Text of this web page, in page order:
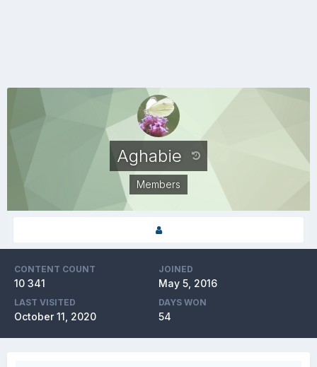
Aghabie
Members
CONTENT COUNT
10 341
JOINED
May 5, 2016
LAST VISITED
October 11, 2020
DAYS WON
54